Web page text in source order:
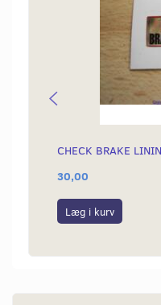
CHECK BRAKE
30,00
Læg i kurv